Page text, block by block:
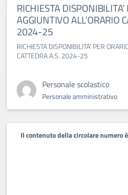
RICHIESTA
AGGIUNTIVO ALL’ORARIO
2024-25
RICHIESTA DISPONIBILITA’ PER
CATTEDRA A.S. 2024-25
Personale scolastico
Personale amministrativo
Il contenuto della circolare numero